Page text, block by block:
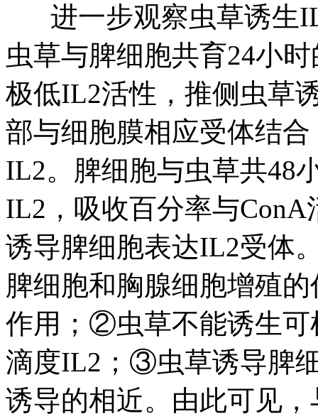
进一步观察虫草诱生
虫草与脾细胞共育24小
极低IL2活性，推侧虫草
部与细胞膜相应受体结
IL2。脾细胞与虫草共48
IL2，吸收百分率与
诱导脾细胞表达IL2受体
脾细胞和胸腺细胞增殖
作用；②虫草不能诱生可
滴度IL2；③虫草诱导脾
诱导的相近。由此可见